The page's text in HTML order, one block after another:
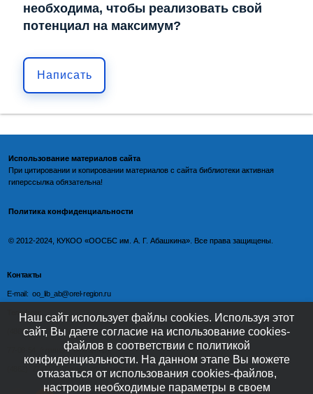
необходима, чтобы реализовать свой
потенциал на максимум?
Написать
Использование материалов сайта
При цитировании и копировании материалов с сайта библиотеки активная
гиперссылка обязательна!
Политика конфиденциальности
©️ 2012-2024, КУКОО «ООСБС им. А. Г. Абашкина». Все права защищены.
Контакты
E-mail: oo_lib_ab@orel-region.ru
Телефон:
(4862) 77-09-75 (директор),
77-08-54 (главный бухгалтер),
Наш сайт использует файлы cookies. Используя этот
сайт, Вы даете согласие на использование cookies-
файлов в соответствии с политикой
конфиденциальности. На данном этапе Вы можете
отказаться от использования cookies-файлов,
настроив необходимые параметры в своем